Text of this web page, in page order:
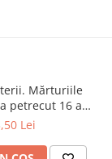
Mărturiile
petrecut 16 ani
Victoria și
Lei